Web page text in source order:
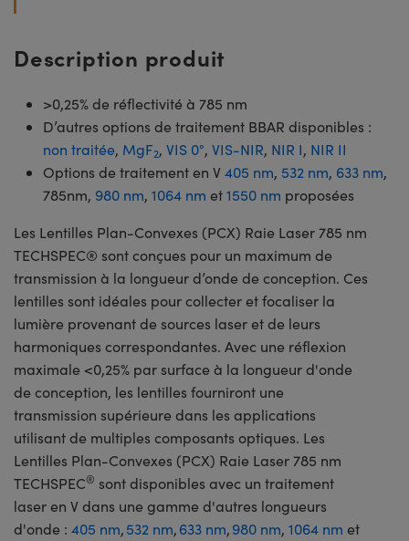
Description produit
>0,25% de réflectivité à 785 nm
D’autres options de traitement BBAR disponibles :
non traitée, MgF2, VIS 0°, VIS-NIR, NIR I, NIR II
Options de traitement en V405 nm, 532 nm, 633 nm,
785nm, 980 nm, 1064 nm et1550 nm proposées
Les Lentilles Plan-Convexes (PCX) Raie Laser 785 nm
TECHSPEC® sont conçues pour un maximum de
transmission à la longueur d’onde de conception. Ces
lentilles sont idéales pour collecter et focaliser la
lumière provenant de sources laser et de leurs
harmoniques correspondantes. Avec une réflexion
maximale <0,25% par surface à la longueur d'onde
de conception, les lentilles fourniront une
transmission supérieure dans les applications
utilisant de multiples composants optiques. Les
Lentilles Plan-Convexes (PCX) Raie Laser 785 nm
TECHSPEC® sont disponibles avec un traitement
laser en V dans une gamme d'autres longueurs
d'onde : 405 nm,532 nm,633 nm,980 nm, 1064 nm et